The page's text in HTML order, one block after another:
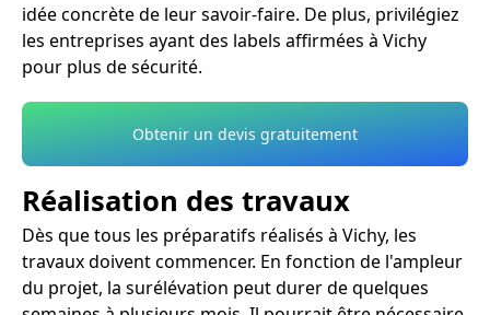
idée concrète de leur savoir-faire. De plus, privilégiez
les entreprises ayant des labels affirmées à Vichy
pour plus de sécurité.
Obtenir un devis gratuitement
Réalisation des travaux
Dès que tous les préparatifs réalisés à Vichy, les
travaux doivent commencer. En fonction de l'ampleur
du projet, la surélévation peut durer de quelques